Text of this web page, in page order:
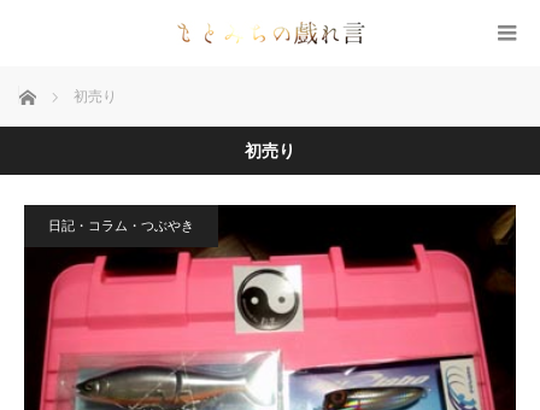
ホーム 初売り
初売り
日記・コラム・つぶやき